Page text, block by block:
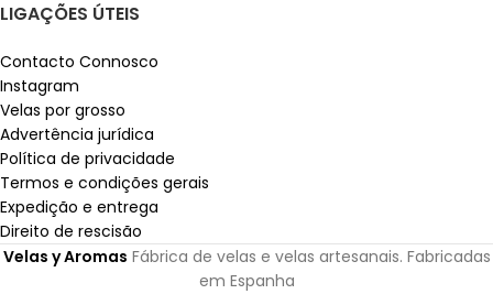
LIGAÇÕES ÚTEIS
Contacto Connosco
Instagram
Velas por grosso
Advertência jurídica
Política de privacidade
Termos e condições gerais
Expedição e entrega
Direito de rescisão
Velas y Aromas Fábrica de velas e velas artesanais. Fabricadas
em Espanha